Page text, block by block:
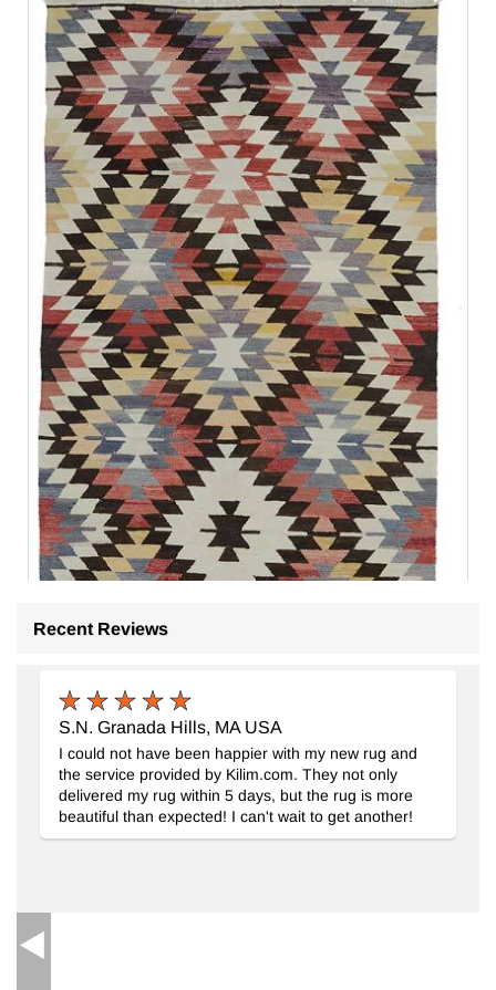
Recent Reviews
S.N. Granada Hills, MA USA
I could not have been happier with my new rug and
the service provided by Kilim.com. They not only
delivered my rug within 5 days, but the rug is more
beautiful than expected! I can't wait to get another!